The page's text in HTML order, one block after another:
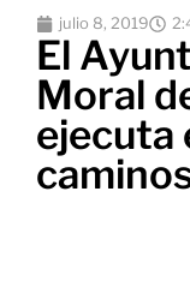
julio 8, 2019
El
Moral
ejecuta